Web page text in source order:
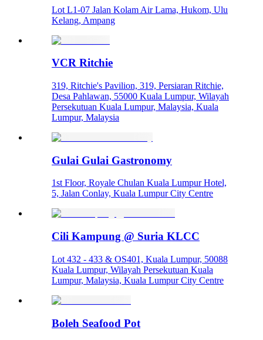
Lot L1-07 Jalan Kolam Air Lama, Hukom, Ulu
Kelang, Ampang
VCR Ritchie
319, Ritchie's Pavilion, 319, Persiaran Ritchie,
Desa Pahlawan, 55000 Kuala Lumpur, Wilayah
Persekutuan Kuala Lumpur, Malaysia, Kuala
Lumpur, Malaysia
Gulai Gulai Gastronomy
1st Floor, Royale Chulan Kuala Lumpur Hotel,
5, Jalan Conlay, Kuala Lumpur City Centre
Cili Kampung @ Suria KLCC
Lot 432 - 433 & OS401, Kuala Lumpur, 50088
Kuala Lumpur, Wilayah Persekutuan Kuala
Lumpur, Malaysia, Kuala Lumpur City Centre
Boleh Seafood Pot